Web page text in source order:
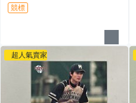
競標
超人氣賣家